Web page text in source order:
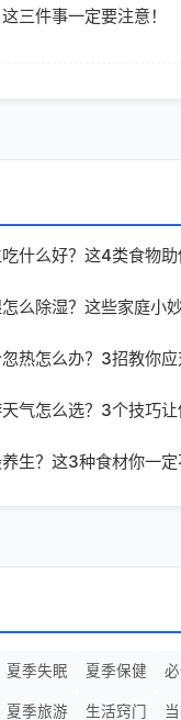
三件事一定要注意！
什么好？这4类食物
么除湿？这些家庭小
热怎么办？3招教你
气怎么选？3个技巧
生？这3种食材你一
夏季失眠 夏季保健
夏季旅游 生活窍门